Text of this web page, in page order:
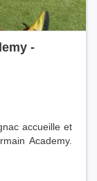
-
accueille et
Academy.